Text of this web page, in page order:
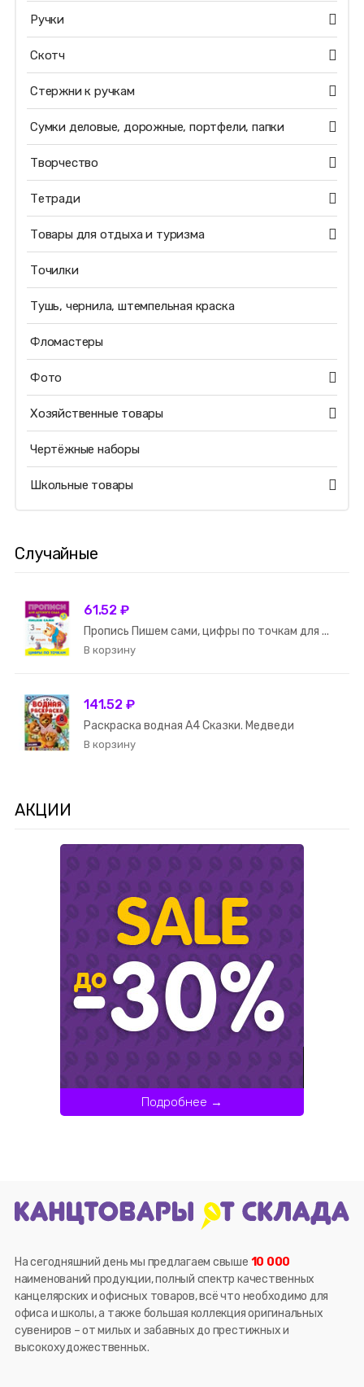
Ручки
Скотч
Стержни к ручкам
Сумки деловые, дорожные, портфели, папки
Творчество
Тетради
Товары для отдыха и туризма
Точилки
Тушь, чернила, штемпельная краска
Фломастеры
Фото
Хозяйственные товары
Чертёжные наборы
Школьные товары
Случайные
61.52 ₽
Пропись Пишем сами, цифры по точкам для ...
141.52 ₽
Раскраска водная А4 Сказки. Медведи
АКЦИИ
Подробнее →
На сегодняшний день мы предлагаем свыше 10 000
наименований продукции, полный спектр качественных
канцелярских и офисных товаров, всё что необходимо для
офиса и школы, а также большая коллекция оригинальных
сувениров – от милых и забавных до престижных и
высокохудожественных.